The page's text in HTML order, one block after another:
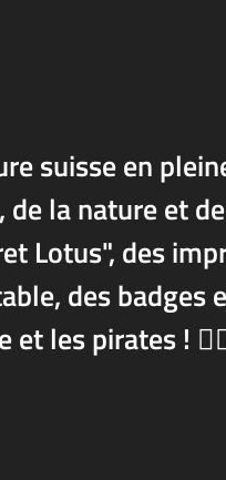
suisse en
la nature et
Lotus", des
des
les pirates !